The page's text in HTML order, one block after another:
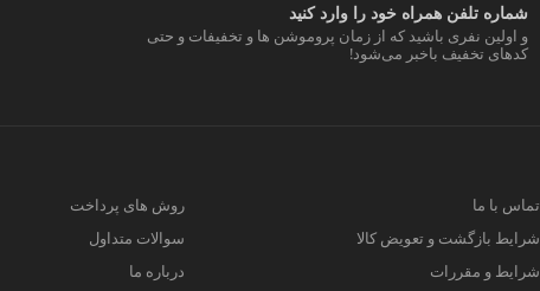
شماره تلفن همراه خود را وارد کنید
و اولین نفری باشید که از زمان پروموشن ها و تخفیفات و حتی
کدهای تخفیف باخبر می‌شود!
تماس با ما
شرایط بازگشت و تعویض کالا
شرایط و مقررات
روش های پرداخت
سوالات متداول
درباره ما